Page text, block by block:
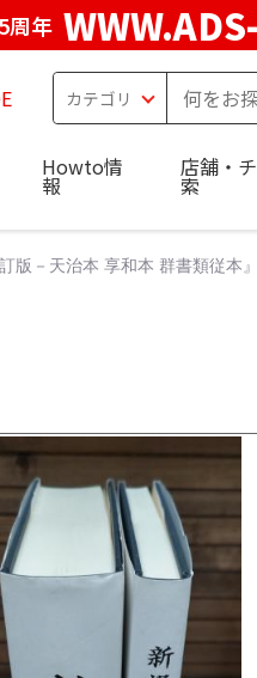
周年
Howto情
報
店舗・
索
訂版－天治本 享和本 群書類従